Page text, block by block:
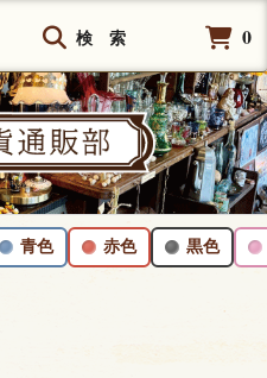
検 索 0
青色 赤色 黒色